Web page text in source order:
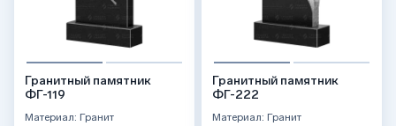
Гранитный памятник
ФГ-119
Материал: Гранит
Гранитный памятник
ФГ-222
Материал: Гранит